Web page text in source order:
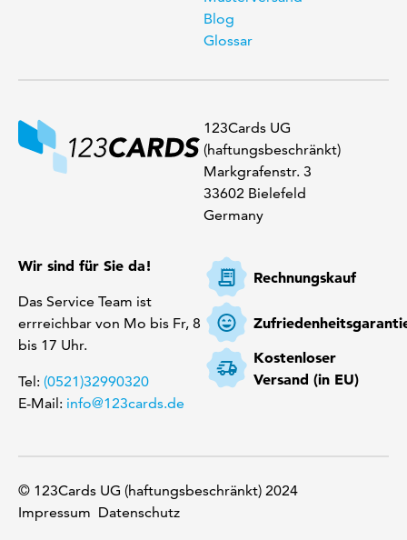
Blog
Glossar
123Cards UG
(haftungsbeschränkt)
Markgrafenstr. 3
33602 Bielefeld
Germany
Wir sind für Sie da!
Das Service Team ist
errreichbar von Mo bis Fr, 8
bis 17 Uhr.
Tel: (0521)32990320
E-Mail: info@123cards.de
Rechnungskauf
Kostenloser
Versand (in EU)
© 123Cards UG (haftungsbeschränkt) 2024
Impressum Datenschutz